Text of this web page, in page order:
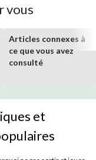
vous
Articles connexes à
ce que vous avez
consulté
et